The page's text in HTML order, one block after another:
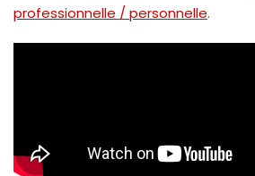
professionnelle / personnelle.